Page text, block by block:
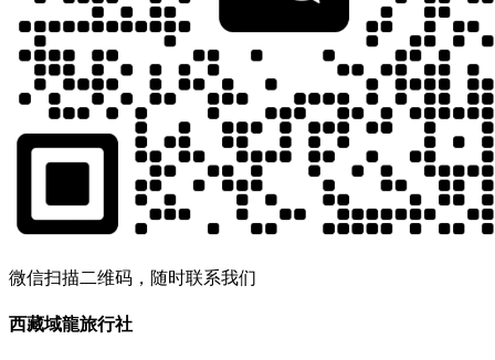
微信扫描二维码，随时联系我们
西藏域龍旅行社